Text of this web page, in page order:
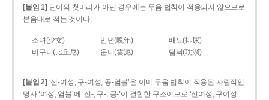
[붙임 1] 단어의 첫머리가 아닌 경우에는 두음 법칙이 적용되지 않으므로
본음대로 적는 것이다.
소녀(少女) 만년(晩年)
배뇨(排尿)
비구니(比丘尼)
운니(雲泥) 탐닉(耽溺)
[붙임 2] ‘신-여성, 구-여성, 공-염불’은 이미 두음 법칙이 적용된 자립적인
명사 ‘여성, 염불’에 ‘신-, 구-, 공-’이 결합한 구조이므로 ‘신여성, 구여성,